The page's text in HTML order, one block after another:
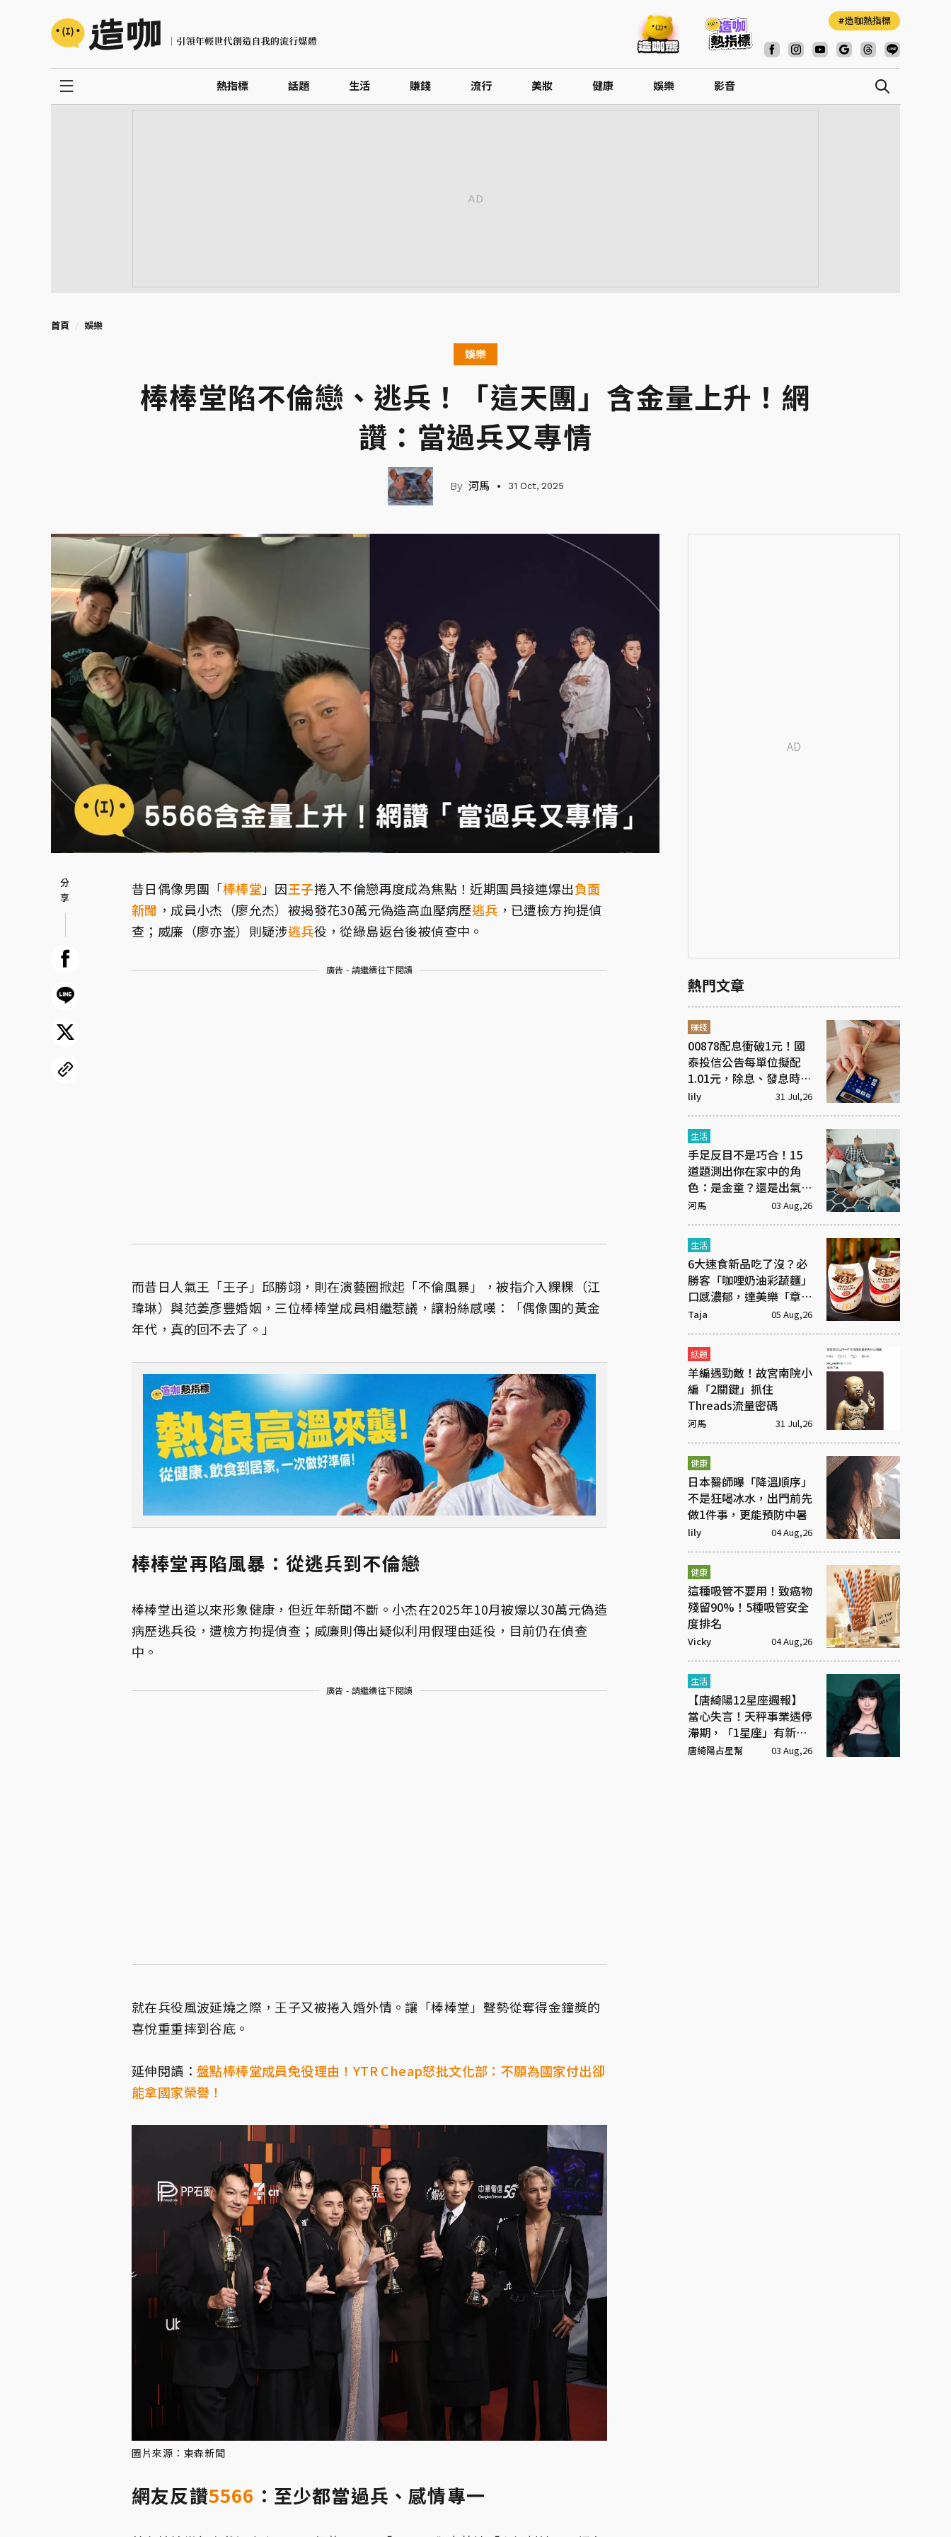
造咖熱指標
熱指標 話題 生活 賺錢 流行 美妝 健康 娛樂 影音
首頁 娛樂
娛樂
棒棒堂陷不倫戀、逃兵！「這天團」含金量上升！網
讚：當過兵又專情
河馬 31 Oct, 2025
昔日偶像男團「棒棒堂 」因王子捲入不倫戀再度成為焦點！近期團員接連爆出負面
新聞 ，成員小杰（廖允杰）被揭發花30萬元偽造高血壓病歷逃兵 ，已遭檢方拘提偵
查；威廉（廖亦崟）則疑涉逃兵役，從綠島返台後被偵查中。
廣告 - 請繼續往下閱讀
而昔日人氣王「王子」邱勝翊，則在演藝圈掀起「不倫風暴」，被指介入粿粿（江
瑋琳）與范姜彥豐婚姻，三位棒棒堂成員相繼惹議，讓粉絲感嘆：「偶像團的黃金
年代，真的回不去了。」
棒棒堂再陷風暴：從逃兵到不倫戀
棒棒堂出道以來形象健康，但近年新聞不斷。小杰在2025年10月被爆以30萬元偽造
病歷逃兵役，遭檢方拘提偵查；威廉則傳出疑似利用假理由延役，目前仍在偵查
中。
廣告 - 請繼續往下閱讀
就在兵役風波延燒之際，王子又被捲入婚外情。讓「棒棒堂」聲勢從奪得金鐘獎的
喜悅重重摔到谷底。
延伸閱讀： 盤點棒棒堂成員免役理由！YTR Cheap怒批文化部：不願為國家付出卻
能拿國家榮譽！
圖片來源：東森新聞
網友反讚5566 ：至少都當過兵、感情專一
熱門文章
賺錢
00878配息衝破1元！國
泰投信公告每單位擬配
1.01元，除息、發息時間
一次看！
lily 31 Jul,26
生活
手足反目不是巧合！15
道題測出你在家中的角
色：是金童？還是出氣
筒？
河馬 03 Aug,26
生活
6大速食新品吃了沒？必
勝客「咖哩奶油彩蔬麵」
口感濃郁，達美樂「章魚
燒披薩」社群新寵
Taja 05 Aug,26
話題
羊編遇勁敵！故宮南院小
編「2關鍵」抓住
Threads流量密碼
河馬 31 Jul,26
健康
日本醫師曝「降溫順序」
不是狂喝冰水，出門前先
做1件事，更能預防中暑
lily 04 Aug,26
健康
這種吸管不要用！致癌物
殘留90%！5種吸管安全
度排名
Vicky 04 Aug,26
生活
【唐綺陽12星座週報】
當心失言！天秤事業遇停
滯期，「1星座」有新戀
情
唐綺陽占星幫 03 Aug,26